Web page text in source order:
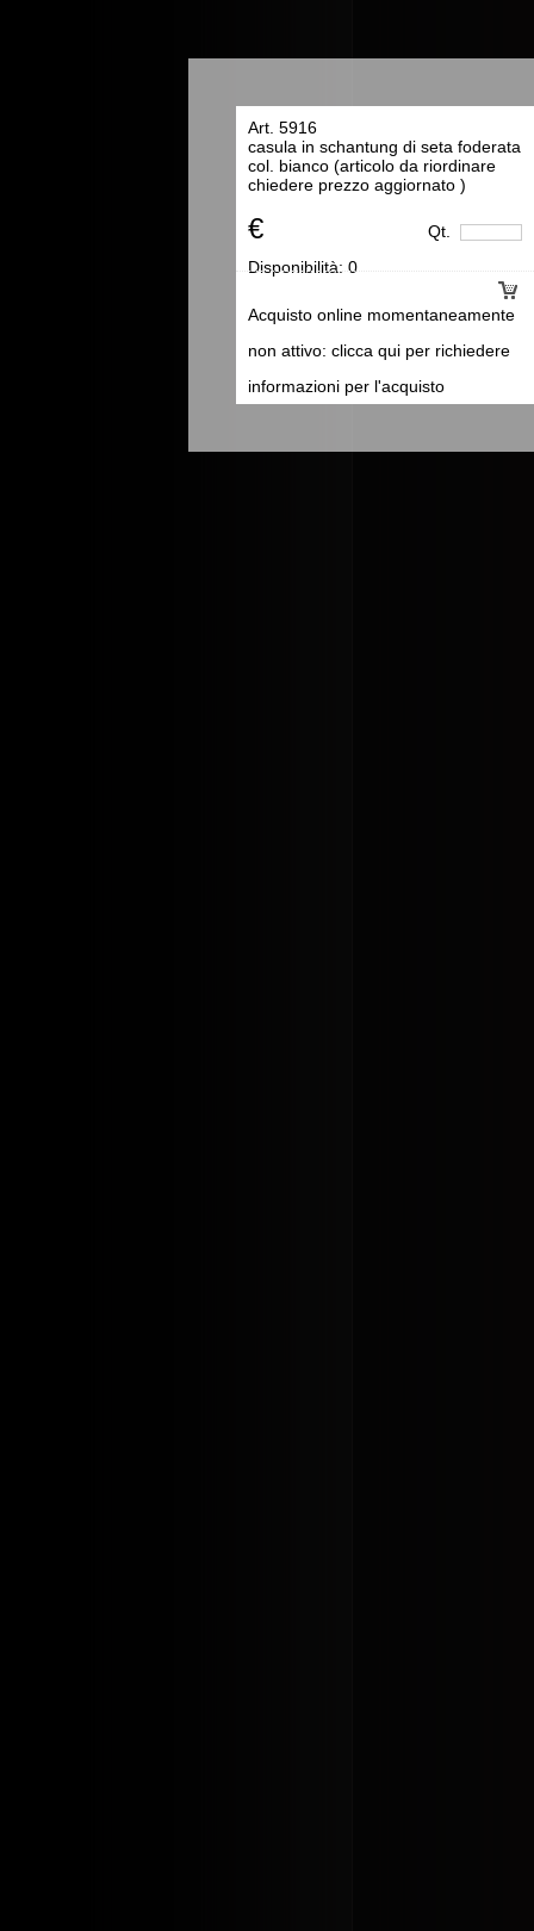
Art. 5916
casula in schantung di seta foderata
col. bianco (articolo da riordinare
chiedere prezzo aggiornato )
€ Qt.
Acquisto online momentaneamente
non attivo: clicca qui per richiedere
informazioni per l'acquisto
Disponibilità:0